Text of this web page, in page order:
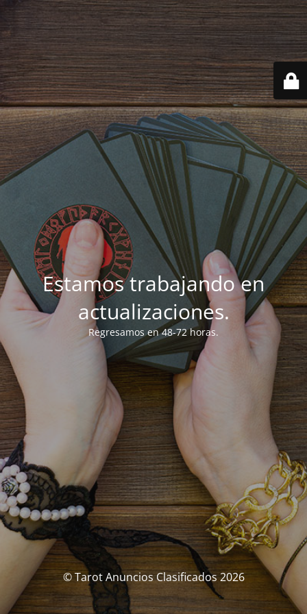
Estamos trabajando en
actualizaciones.
Regresamos en 48-72 horas.
© Tarot Anuncios Clasificados 2026